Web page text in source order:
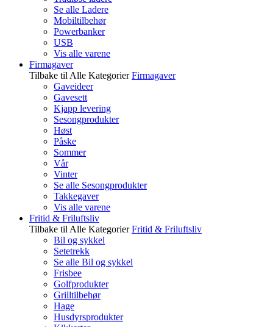
Se alle Ladere
Mobiltilbehør
Powerbanker
USB
Vis alle varene
Firmagaver
Tilbake til Alle Kategorier Firmagaver
Gaveideer
Gavesett
Kjapp levering
Sesongprodukter
Høst
Påske
Sommer
Vår
Vinter
Se alle Sesongprodukter
Takkegaver
Vis alle varene
Fritid & Friluftsliv
Tilbake til Alle Kategorier Fritid & Friluftsliv
Bil og sykkel
Setetrekk
Se alle Bil og sykkel
Frisbee
Golfprodukter
Grilltilbehør
Hage
Husdyrsprodukter